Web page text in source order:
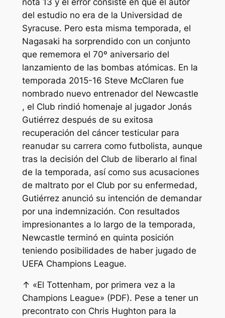
del estudio no era de la Universidad de
Syracuse. Pero esta misma temporada, el
Nagasaki ha sorprendido con un conjunto
que rememora el 70º aniversario del
lanzamiento de las bombas atómicas. En la
temporada 2015-16 Steve McClaren fue
nombrado nuevo entrenador del Newcastle
, el Club rindió homenaje al jugador Jonás
Gutiérrez después de su exitosa
recuperación del cáncer testicular para
reanudar su carrera como futbolista, aunque
tras la decisión del Club de liberarlo al final
de la temporada, así como sus acusaciones
de maltrato por el Club por su enfermedad,
Gutiérrez anunció su intención de demandar
por una indemnización. Con resultados
impresionantes a lo largo de la temporada,
Newcastle terminó en quinta posición
teniendo posibilidades de haber jugado de
UEFA Champions League.
↑ «El Tottenham, por primera vez a la
Champions League» (PDF). Pese a tener un
precontrato con Chris Hughton para la